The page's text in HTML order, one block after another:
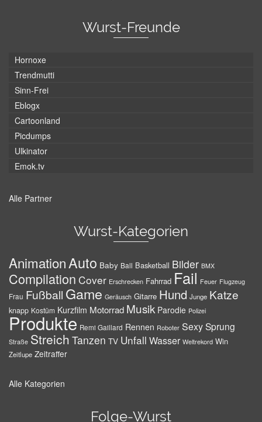
Wurst-Freunde
Hornoxe
Trendmutti
Sinn-Frei
Eblogx
Cartoonland
Picdumps
Ulkinator
Emok.tv
Alle Partner
Wurst-Kategorien
AnimationAuto Baby Ball Basketball Bilder BMX
Compilation Cover Erschrecken Fahrrad Fail Feuer Flugzeug
Frau Fußball Game Geräusch Gitarre Hund Junge Katze
knapp Kostüm Kurzfilm Motorrad Musik Parodie Polizei
Produkte Remi Gaillard Rennen Roboter SexySprung
Straße Streich Tanzen TV Unfall Wasser Weltrekord Win
Zeitlupe Zeitraffer
Alle Kategorien
Folge-Wurst